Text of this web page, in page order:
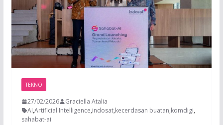
TEKNO
27/02/2026
Graciella Atalia
AI,Artificial Intelligence,indosat,kecerdasan buatan,komdigi,
sahabat-ai